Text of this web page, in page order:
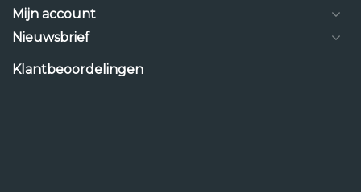
Mijn account
Nieuwsbrief
Klantbeoordelingen